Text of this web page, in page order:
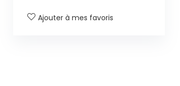
Ajouter à mes favoris